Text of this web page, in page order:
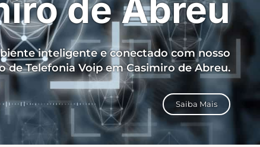
de Abreu
inteligente e conectado com nosso
de Telefonia Voip em Casimiro de Abreu.
Saiba Mais